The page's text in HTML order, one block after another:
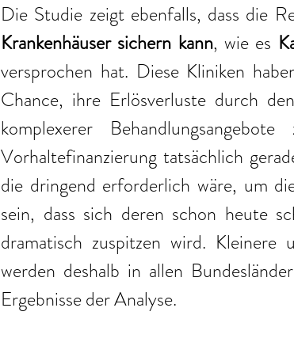
Die Studie zeigt ebenfalls, dass die
Krankenhäuser sichern kann, wie es
versprochen hat. Diese Kliniken
Chance, ihre Erlösverluste durch
komplexerer
Vorhaltefinanzierung tatsächlich
die dringend erforderlich wäre, um
sein, dass sich deren schon heute
dramatisch zuspitzen wird. Kleinere
werden deshalb in allen
Ergebnisse der Analyse.